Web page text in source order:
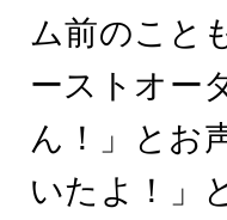
ム前のこと
ーストオー
ん！」とお
いたよ！」